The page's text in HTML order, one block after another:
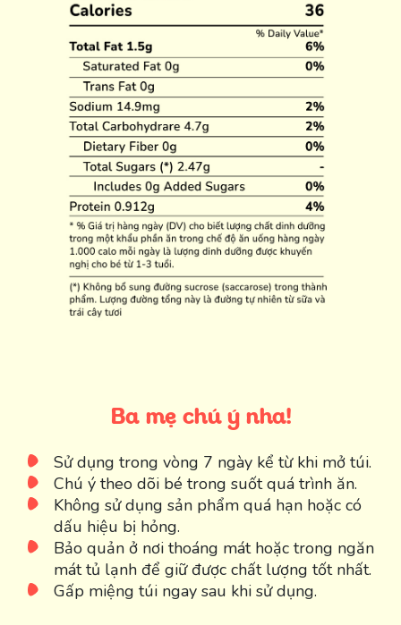
Ba mẹ chú ý nha!
Sử dụng trong vòng 7 ngày kể từ khi mở túi.
Chú ý theo dõi bé trong suốt quá trình ăn.
Không sử dụng sản phẩm quá hạn hoặc có
dấu hiệu bị hỏng.
Bảo quản ở nơi thoáng mát hoặc trong ngăn
mát tủ lạnh để giữ được chất lượng tốt nhất.
Gấp miệng túi ngay sau khi sử dụng.